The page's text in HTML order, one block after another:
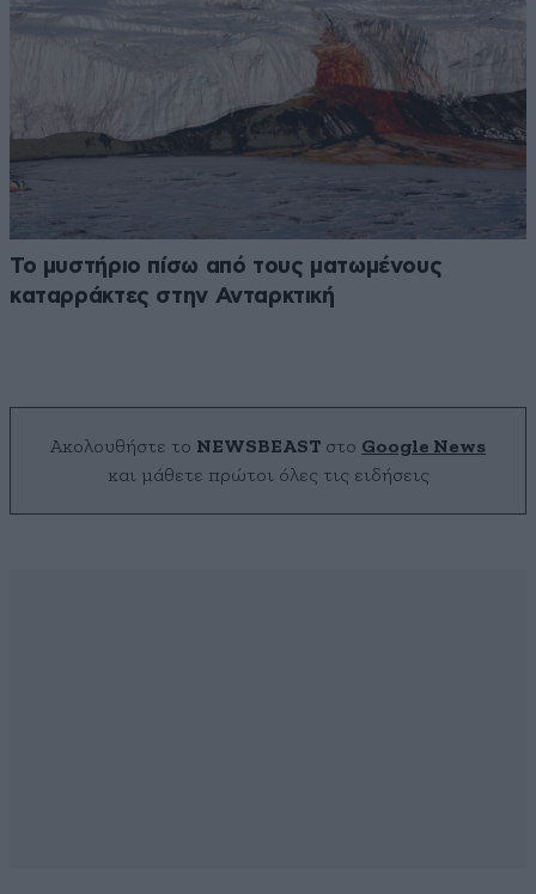
Το μυστήριο πίσω από τους ματωμένους
καταρράκτες στην Ανταρκτική
Ακολουθήστε το NEWSBEAST στο Google News
και μάθετε πρώτοι όλες τις ειδήσεις